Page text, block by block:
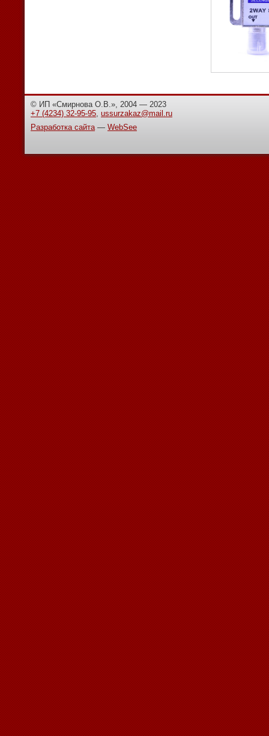
© ИП «Смирнова О.В.», 2004 — 2023
+7 (4234) 32-95-95, ussurzakaz@mail.ru
Разработка сайта— WebSee